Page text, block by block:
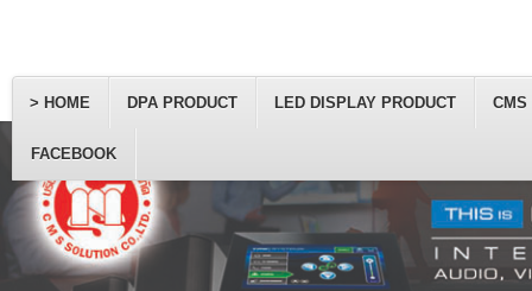
> HOME DPA PRODUCT LED DISPLAY PRODUCT CMS
FACEBOOK